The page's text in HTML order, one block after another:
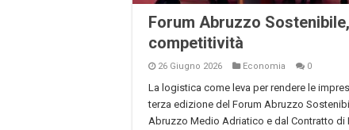
Forum Abruzzo
competitività
26 Giugno 2026 Economia 0
La logistica come leva per rendere le
terza edizione del Forum Abruzzo
Abruzzo Medio Adriatico e dal Contratto di